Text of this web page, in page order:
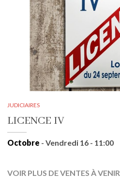
JUDICIAIRES
LICENCE IV
Octobre - Vendredi 16 - 11:00
VOIR PLUS DE VENTES À VENIR